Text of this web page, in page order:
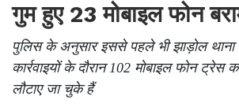
गुम हुए 23 मोबाइल फोन
पुलिस के अनुसार इससे पहले भी झाड़ोल
कार्रवाइयों के दौरान 102 मोबाइल फोन ट्रेस
लौटाए जा चुके हैं